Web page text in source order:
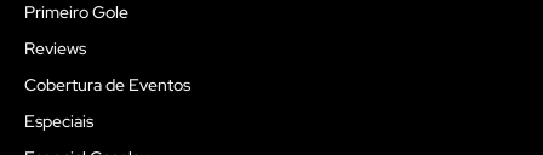
Primeiro Gole
Reviews
Cobertura de Eventos
Especiais